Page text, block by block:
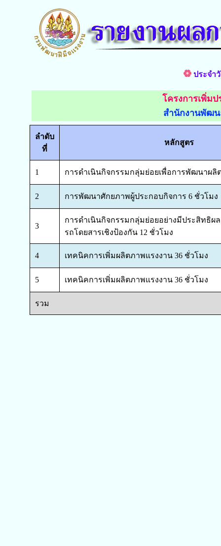
ประจำ
โครงการเพิ่ม
สำนักงานพัฒน
ลำดับ
ที่
หลักสูตร
1 การดำเนินกิจกรรมกลุ่มย่อยเพื่อการพัฒนาผ
2 การพัฒนาศักยภาพผู้ประกอบกิจการ 6 ชั่วโมง
3
การดำเนินกิจกรรมกลุ่มย่อยอย่างมีประสิทธิผ
รถโดยสารเชิงป้องกัน 12 ชั่วโมง
4 เทคนิคการเพิ่มผลิตภาพแรงงาน 36 ชั่วโมง
5 เทคนิคการเพิ่มผลิตภาพแรงงาน 36 ชั่วโมง
รวม